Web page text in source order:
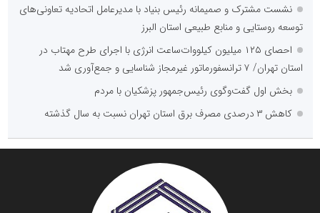
نشست مشترک و صمیمانه رئیس بنیاد با مدیرعامل اتحادیه تعاونی‌های
توسعه روستایی و منابع طبیعی استان البرز
احصای ۱۲۵ میلیون کیلووات‌ساعت انرژی با اجرای طرح مهتاب در
استان تهران/ ۷ ترانسفورماتور غیرمجاز شناسایی و جمع‌آوری شد
بخش اول گفت‌وگوی رئیس‌جمهور پزشکیان با مردم
کاهش ۳ درصدی مصرف برق استان تهران نسبت به سال گذشته